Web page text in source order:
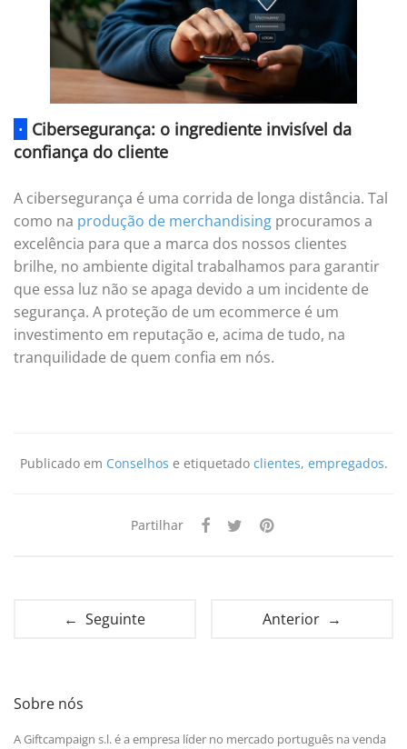
· Cibersegurança: o ingrediente invisível da
confiança do cliente
A cibersegurança é uma corrida de longa distância. Tal
como na produção de merchandising procuramos a
excelência para que a marca dos nossos clientes
brilhe, no ambiente digital trabalhamos para garantir
que essa luz não se apaga devido a um incidente de
segurança. A proteção de um ecommerce é um
investimento em reputação e, acima de tudo, na
tranquilidade de quem confia em nós.
Publicado em Conselhos e etiquetado clientes, empregados.
Partilhar
← Seguinte Anterior →
Sobre nós
A Giftcampaign s.l. é a empresa líder no mercado português na venda